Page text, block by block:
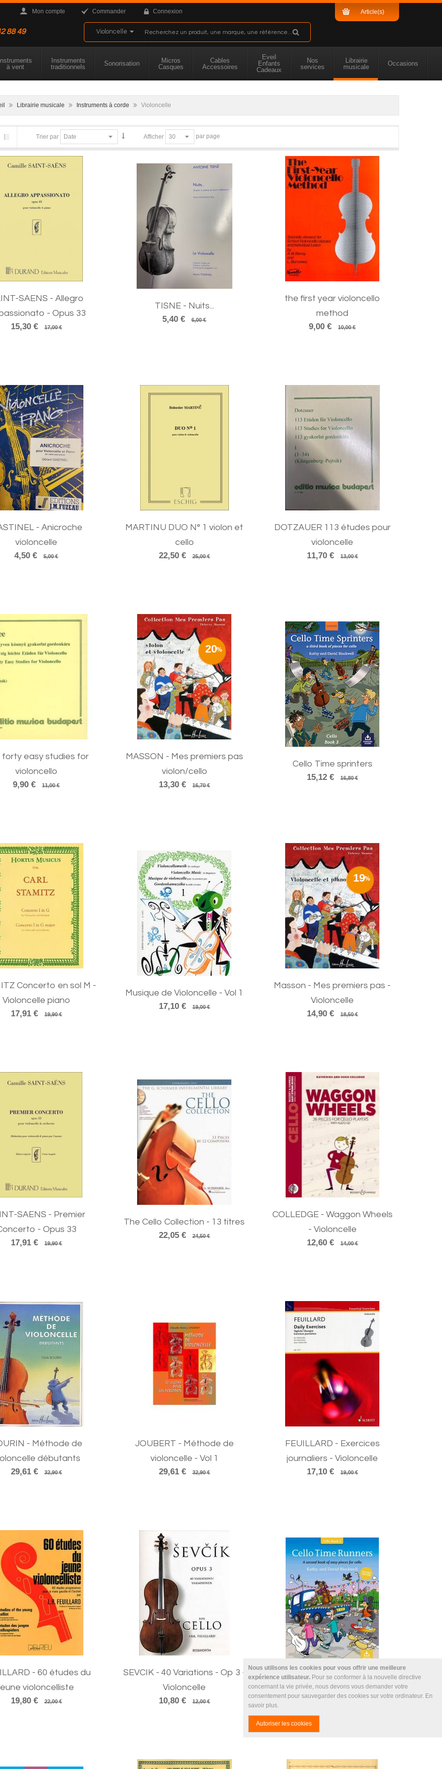
Nous utilisons les cookies pour vous offrir une meilleure
expérience utilisateur. Pour se conformer à la nouvelle directive
concernant la vie privée, nous devons vous demander votre
consentement pour sauvegarder des cookies sur votre ordinateur. En
savoir plus.
Autoriser les cookies
88 49
Article(s)
Mon compte Commander Connexion
à vent
Instruments
traditionnels
Sonorisation
Micros
Casques
Cables
Accessoires
Eveil
Enfants
Cadeaux
Nos
services
Librairie
musicale
Occasions
Librairie musicale Instruments à corde Violoncelle
Trier par Afficher par page
SAENS - Allegro
- Opus 33
15,30 €
17,00 €
TISNE - Nuits...
5,40 €
6,00 €
the first year violoncello
method
9,00 €
10,00 €
- Anicroche
violoncelle
4,50 €
5,00 €
MARTINU DUO N° 1 violon et
cello
22,50 €
25,00 €
DOTZAUER 113 études pour
violoncelle
11,70 €
13,00 €
forty easy studies for
violoncello
9,90 €
11,00 €
20
MASSON - Mes premiers pas
violon/cello
13,30 €
16,70 €
Cello Time sprinters
15,12 €
16,80 €
Concerto en sol M -
Violoncelle piano
17,91 €
19,90 €
Musique de Violoncelle - Vol 1
17,10 €
19,00 €
19
Masson - Mes premiers pas -
Violoncelle
14,90 €
18,50 €
SAENS - Premier
- Opus 33
17,91 €
19,90 €
The Cello Collection - 13 titres
22,05 €
24,50 €
COLLEDGE - Waggon Wheels
- Violoncelle
12,60 €
14,00 €
- Méthode de
débutants
29,61 €
32,90 €
JOUBERT - Méthode de
violoncelle - Vol 1
29,61 €
32,90 €
FEUILLARD - Exercices
journaliers - Violoncelle
17,10 €
19,00 €
- 60 études du
violoncelliste
19,80 €
22,00 €
SEVCIK - 40 Variations - Op 3 -
Violoncelle
10,80 €
12,00 €
Cello Time Runners
15,12 €
16,80 €